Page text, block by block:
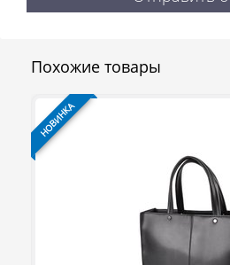
Похожие товары
НОВИНКА